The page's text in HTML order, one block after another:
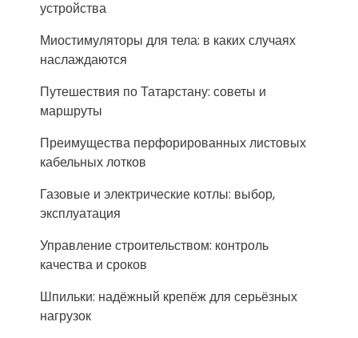
устройства
Миостимуляторы для тела: в каких случаях
наслаждаются
Путешествия по Татарстану: советы и
маршруты
Преимущества перфорированных листовых
кабельных лотков
Газовые и электрические котлы: выбор,
эксплуатация
Управление строительством: контроль
качества и сроков
Шпильки: надёжный крепёж для серьёзных
нагрузок